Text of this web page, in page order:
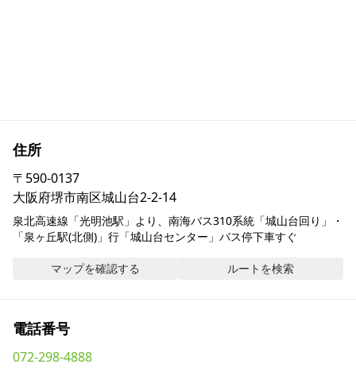
Contact us in English
住所
〒 590-0137
大阪府堺市南区城山台2-2-14
泉北高速線「光明池駅」より、南海バス310系統「城山台回り」・
「泉ヶ丘駅(北側)」行「城山台センター」バス停下車すぐ
マップを確認する ルートを検索
電話番号
072-298-4888